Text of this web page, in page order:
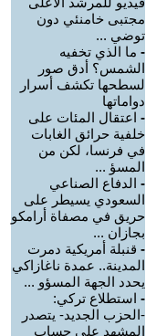
مجتبى خامنئي دون
توضي ...
- ما الذي تخفيه
الشمس؟ أدق صور
لسطحها تكشف أسرار
دواماتها
- اعتقال المئات على
خلفية حرائق الغابات
في فرنسا، لكن من
المسؤ ...
- الدفاع الصناعي
السعودي يسيطر على
حريق في مصفاة أرامكو
بجازان ...
- قنبلة أمريكية دمرت
المدينة.. عمدة ناغازاكي
يحدد الجهة المسؤو ...
- استطلاع تركي:
-الحزب الجديد- يتصدر
المشهد على حساب